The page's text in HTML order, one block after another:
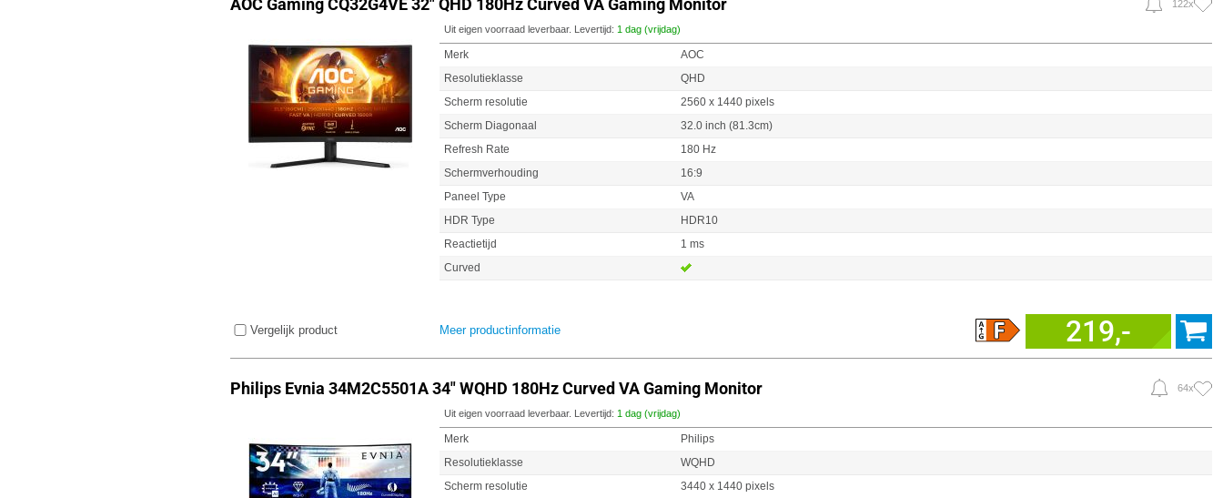
AOC Gaming CQ32G4VE 32" QHD 180Hz Curved VA Gaming Monitor 122x
Uit eigen voorraad leverbaar. Levertijd: 1 dag (vrijdag)
Merk
AOC
Resolutieklasse
QHD
Scherm resolutie
2560 x 1440 pixels
Scherm Diagonaal
32.0 inch (81.3cm)
Refresh Rate
180 Hz
Schermverhouding
16:9
Paneel Type
VA
HDR Type
HDR10
Reactietijd
1 ms
Curved
Vergelijk product Meer productinformatie 219,-
Philips Evnia 34M2C5501A 34" WQHD 180Hz Curved VA Gaming Monitor 64x
Uit eigen voorraad leverbaar. Levertijd: 1 dag (vrijdag)
Merk
Philips
Resolutieklasse
WQHD
Scherm resolutie
3440 x 1440 pixels